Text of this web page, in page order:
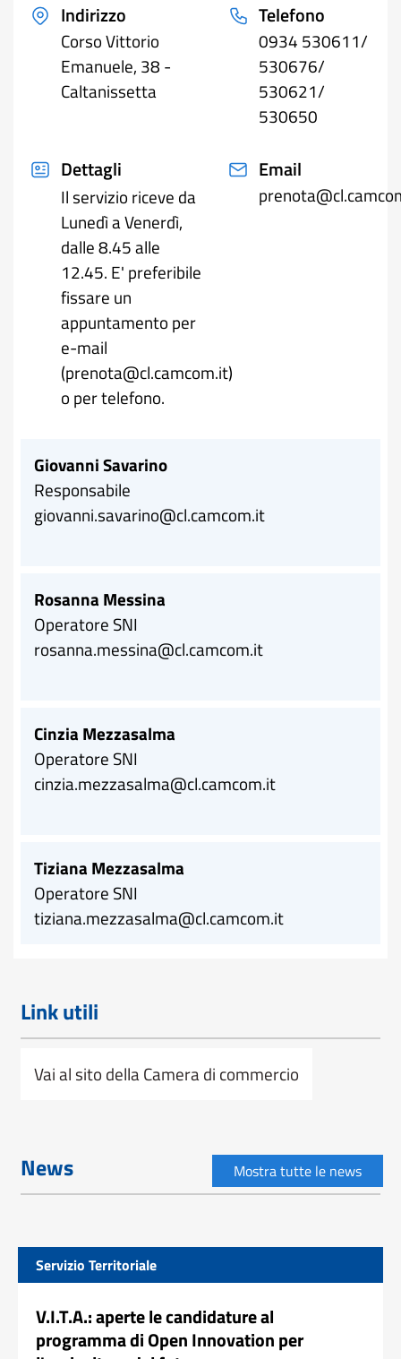
Giovanni Savarino
Responsabile
giovanni.savarino@cl.camcom.it
Rosanna Messina
Operatore SNI
rosanna.messina@cl.camcom.it
Cinzia Mezzasalma
Operatore SNI
cinzia.mezzasalma@cl.camcom.it
Tiziana Mezzasalma
Operatore SNI
tiziana.mezzasalma@cl.camcom.it
Indirizzo
Corso Vittorio
Emanuele, 38 -
Caltanissetta
Telefono
0934 530611/
530676/
530621/
530650
Dettagli
Il servizio riceve da
Lunedì a Venerdì,
dalle 8.45 alle
12.45. E' preferibile
fissare un
appuntamento per
e-mail
(prenota@cl.camcom.it)
o per telefono.
Email
Link utili
Vai al sito della Camera di commercio
News Mostra tutte le news
Servizio Territoriale
V.I.T.A.: aperte le candidature al
programma di Open Innovation per